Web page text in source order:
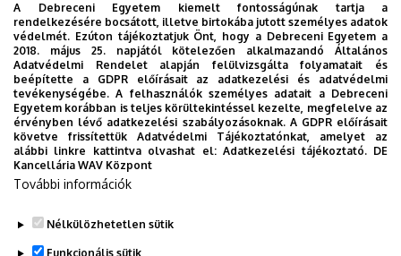
+36 52 508 444 / 88158
Email
mecsei@agr.unideb.hu
Cím
4032 Debrecen Böszörményi út 138
Épület, emelet, ajtó
"A" Főépület Tanulmányi épület
Website
A Debreceni Egyetem kiemelt fontosságúnak tartja a
rendelkezésére bocsátott, illetve birtokába jutott személyes adatok
védelmét. Ezúton tájékoztatjuk Önt, hogy a Debreceni Egyetem a
2018. május 25. napjától kötelezően alkalmazandó Általános
Adatvédelmi Rendelet alapján felülvizsgálta folyamatait és
beépítette a GDPR előírásait az adatkezelési és adatvédelmi
tevékenységébe. A felhasználók személyes adatait a Debreceni
Egyetem korábban is teljes körültekintéssel kezelte, megfelelve az
érvényben lévő adatkezelési szabályozásoknak. A GDPR előírásait
követve frissítettük Adatvédelmi Tájékoztatónkat, amelyet az
alábbi linkre kattintva olvashat el:Adatkezelési tájékoztató. DE
Kancellária WAV Központ
További információk
Nélkülözhetetlen sütik
Funkcionális sütik